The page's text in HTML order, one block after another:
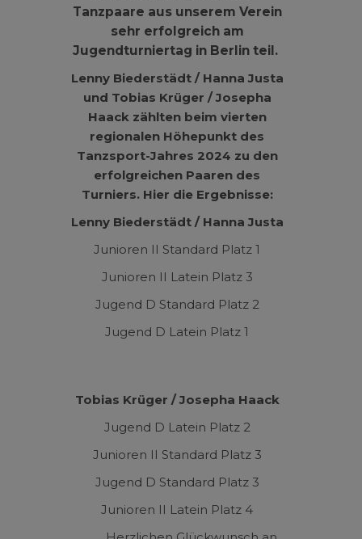
Tanzpaare aus unserem Verein
sehr erfolgreich am
Jugendturniertag in Berlin teil.
Lenny Biederstädt / Hanna Justa
und Tobias Krüger / Josepha
Haack zählten beim vierten
regionalen Höhepunkt des
Tanzsport-Jahres 2024 zu den
erfolgreichen Paaren des
Turniers. Hier die Ergebnisse:
Lenny Biederstädt / Hanna Justa
Junioren II Standard Platz 1
Junioren II Latein Platz 3
Jugend D Standard Platz 2
Jugend D Latein Platz 1
Tobias Krüger / Josepha Haack
Jugend D Latein Platz 2
Junioren II Standard Platz 3
Jugend D Standard Platz 3
Junioren II Latein Platz 4